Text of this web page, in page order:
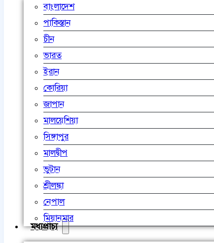
বাংলাদেশ
পাকিস্তান
চীন
ভারত
ইরান
কোরিয়া
জাপান
মালয়েশিয়া
সিঙ্গাপুর
মালদ্বীপ
ভুটান
শ্রীলঙ্কা
নেপাল
মিয়ানমার
মধ্যপ্রাচ্য